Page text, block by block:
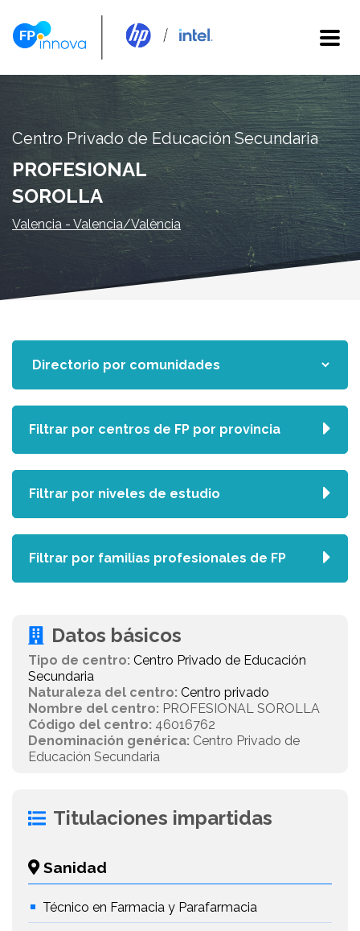
Centro Privado de Educación Secundaria
PROFESIONAL
SOROLLA
Valencia - Valencia/València
Datos básicos
Tipo de centro: Centro Privado de Educación
Secundaria
Naturaleza del centro: Centro privado
Nombre del centro: PROFESIONAL SOROLLA
Código del centro: 46016762
Denominación genérica: Centro Privado de
Educación Secundaria
Titulaciones impartidas
Sanidad
Técnico en Farmacia y Parafarmacia
Filtrar por centros de FP por provincia
Filtrar por niveles de estudio
Filtrar por familias profesionales de FP